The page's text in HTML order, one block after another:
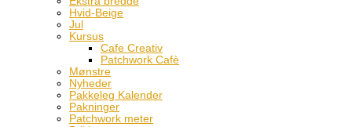
Hvid-Beige
Jul
Kursus
Cafe Creativ
Patchwork Cafè
Mønstre
Nyheder
Pakkeleg Kalender
Pakninger
Patchwork meter